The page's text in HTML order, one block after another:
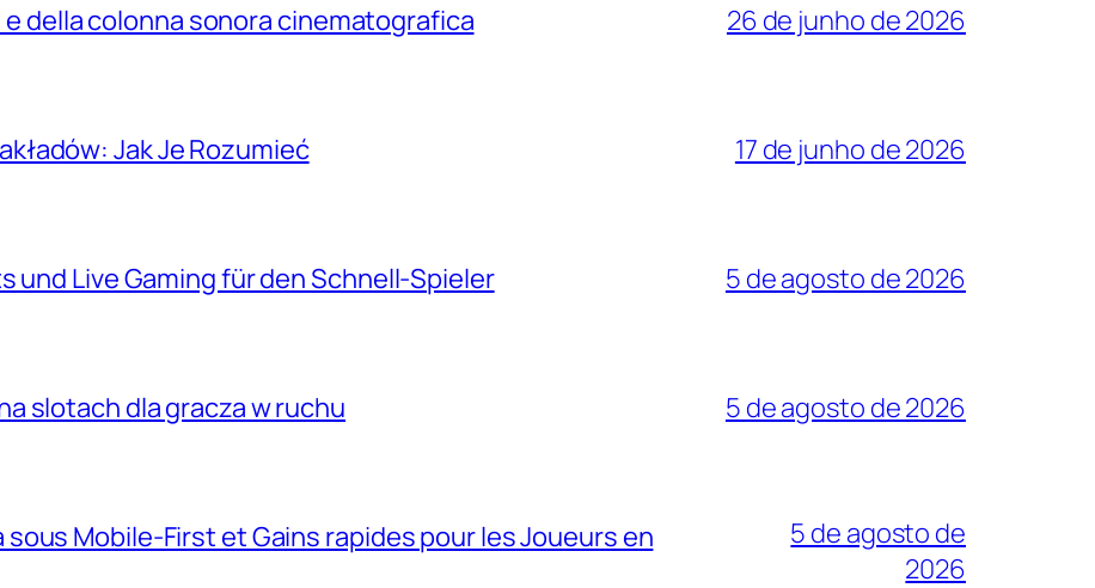
della colonna sonora cinematografica 26 de junho de 2026
Jak Je Rozumieć 17 de junho de 2026
und Live Gaming für den Schnell‑Spieler 5 de agosto de 2026
slotach dla gracza w ruchu 5 de agosto de 2026
Mobile‑First et Gains rapides pour les Joueurs en
5 de agosto de
2026